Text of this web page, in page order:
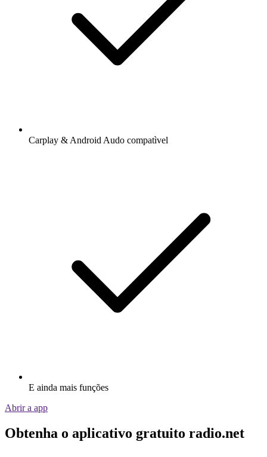
Carplay & Android Audo compatìvel
E ainda mais funções
Abrir a app
Obtenha o aplicativo gratuito radio.net